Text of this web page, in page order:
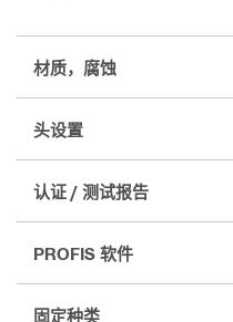
材质，腐蚀
头设置
认证 / 测试报告
PROFIS 软件
固定种类